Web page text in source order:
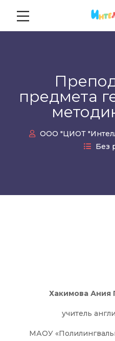
предмета
ООО "ЦИОТ
Без
Хакимова Ания
учитель
МАОУ